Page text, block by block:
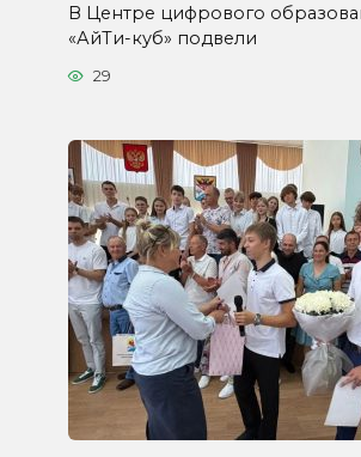
В Центре цифрового
«АйТи-куб» подвели
29